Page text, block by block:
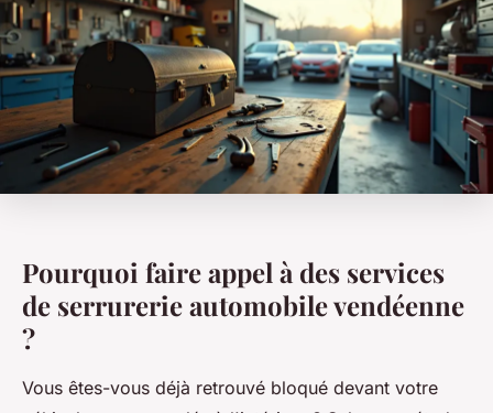
Pourquoi faire appel à des services
de serrurerie automobile vendéenne
?
Vous êtes-vous déjà retrouvé bloqué devant votre